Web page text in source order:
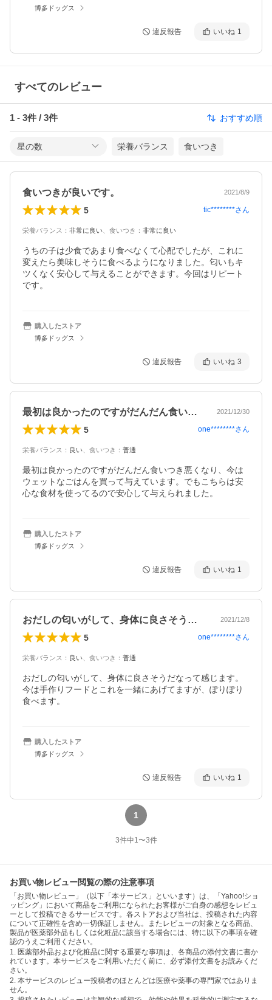
博多ドッグス
違反報告 いいね 1
すべてのレビュー
1 - 3件 / 3件 おすすめ順
星の数 栄養バランス 食いつき
食いつきが良いです。 2021/8/9
5 tic********さん
栄養バランス ： 非常に良い 食いつき ： 非常に良い
うちの子は少食であまり食べなくて心配でしたが、これに
変えたら美味しそうに食べるようになりました。匂いもキ
ツくなく安心して与えることができます。今回はリピート
です。
購入したストア
博多ドッグス
違反報告 いいね 3
最初は良かったのですがだんだん食いつき… 2021/12/30
5 one********さん
栄養バランス ： 良い 食いつき ： 普通
最初は良かったのですがだんだん食いつき悪くなり、今は
ウェットなごはんを買って与えています。でもこちらは安
心な食材を使ってるので安心して与えられました。
購入したストア
博多ドッグス
違反報告 いいね 1
おだしの匂いがして、身体に良さそうだな… 2021/12/8
5 one********さん
栄養バランス ： 良い 食いつき ： 普通
おだしの匂いがして、身体に良さそうだなって感じます。
今は手作りフードとこれを一緒にあげてますが、ぽりぽり
食べます。
購入したストア
博多ドッグス
違反報告 いいね 1
1
3件中1〜3件
お買い物レビュー閲覧の際の注意事項
「お買い物レビュー」（以下「本サービス」といいます）は、「Yahoo!ショ
ッピング」において商品をご利用になられたお客様がご自身の感想をレビュ
ーとして投稿できるサービスです。各ストアおよび当社は、投稿された内容
について正確性を含め一切保証しません。またレビューの対象となる商品、
製品が医薬部外品もしくは化粧品に該当する場合には、特に以下の事項を確
認のうえご利用ください。
1. 医薬部外品および化粧品に関する重要な事項は、各商品の添付文書に書か
れています。本サービスをご利用いただく前に、必ず添付文書をお読みくだ
さい。
2. 本サービスのレビュー投稿者のほとんどは医療や薬事の専門家ではありま
せん。